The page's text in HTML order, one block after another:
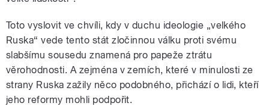
Toto vyslovit ve chvíli, kdy v duchu ideologie „velkého
Ruska“ vede tento stát zločinnou válku proti svému
slabšímu sousedu znamená pro papeže ztrátu
věrohodnosti. A zejména v zemích, které v minulosti ze
strany Ruska zažily něco podobného, přichází o lidi, kteří
jeho reformy mohli podpořit.